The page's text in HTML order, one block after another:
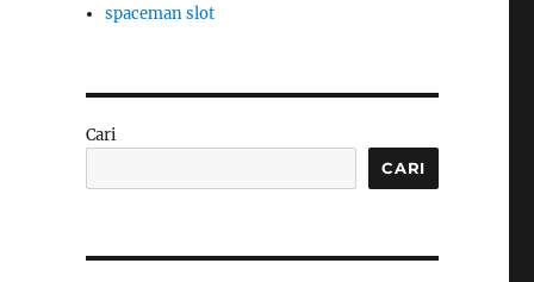
spaceman slot
Cari
CARI